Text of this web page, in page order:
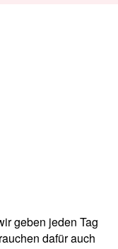
geben jeden Tag
dafür auch